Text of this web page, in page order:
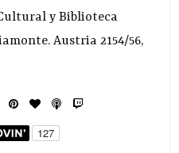
y Biblioteca
Austria 2154/56,